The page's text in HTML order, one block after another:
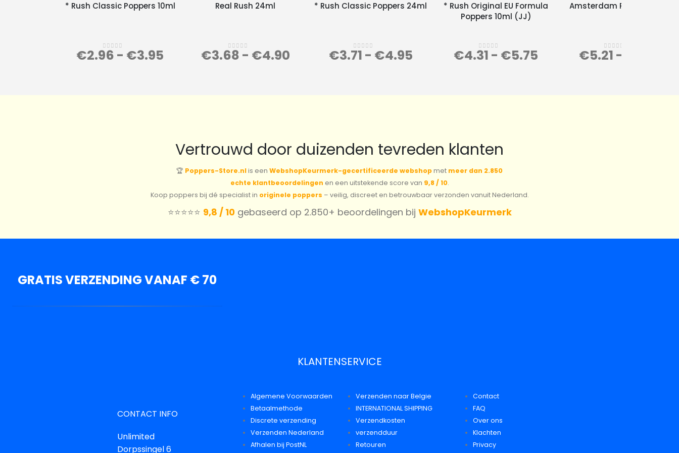
* Rush Classic Poppers 10ml
0 out of 5
€2.96 - €3.95
Real Rush 24ml
0 out of 5
€3.68 - €4.90
* Rush Classic Poppers 24ml
0out of 5
€3.71 - €4.95
* Rush Original EU Formula
Poppers 10ml (JJ)
0out of 5
€4.31 - €5.75
Amsterdam Poppers 24ml
0out of 5
€5.21 -
Vertrouwd door duizenden tevreden klanten
🏆 Poppers-Store.nlis een WebshopKeurmerk-gecertificeerde webshopmet meer dan 2.850
echte klantbeoordelingen en een uitstekende score van 9,8 / 10.
Koop poppers bij dé specialist in originele poppers – veilig, discreet en betrouwbaar verzonden vanuit Nederland.
⭐️⭐️⭐️⭐️⭐️ 9,8 / 10gebaseerd op 2.850+ beoordelingen bij WebshopKeurmerk
GRATIS VERZENDING VANAF € 70
KLANTENSERVICE
CONTACT INFO
Unlimited
Dorpssingel 6
Algemene Voorwaarden
Betaalmethode
Discrete verzending
Verzenden Nederland
Afhalen bij PostNL
Verzenden naar Belgie
INTERNATIONAL SHIPPING
Verzendkosten
verzendduur
Retouren
Contact
FAQ
Over ons
Klachten
Privacy